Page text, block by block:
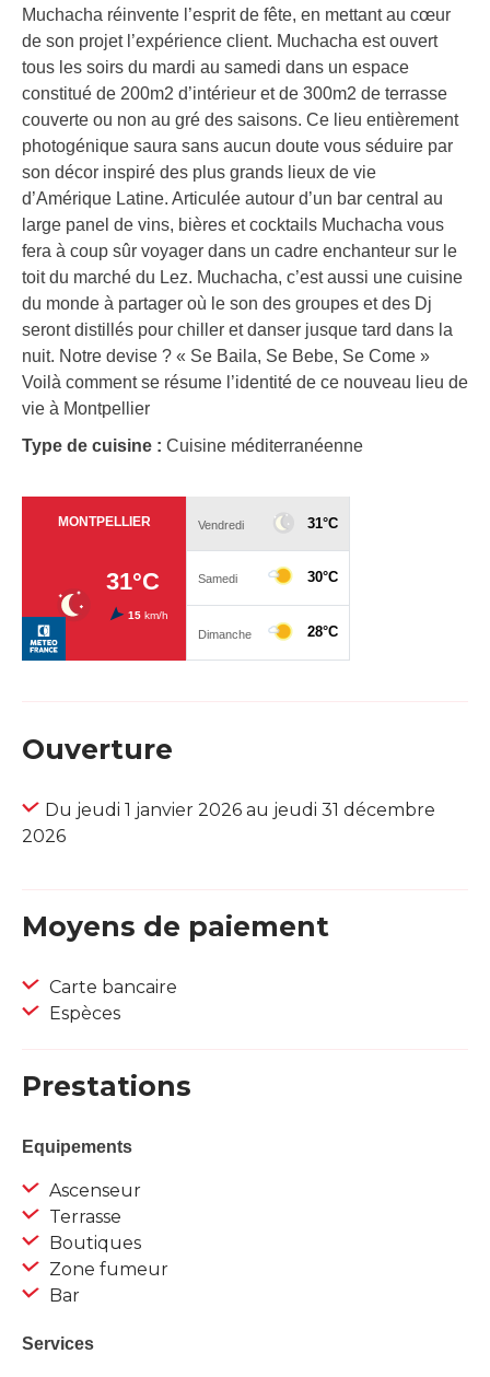
Muchacha réinvente l’esprit de fête, en mettant au cœur
de son projet l’expérience client. Muchacha est ouvert
tous les soirs du mardi au samedi dans un espace
constitué de 200m2 d’intérieur et de 300m2 de terrasse
couverte ou non au gré des saisons. Ce lieu entièrement
photogénique saura sans aucun doute vous séduire par
son décor inspiré des plus grands lieux de vie
d’Amérique Latine. Articulée autour d’un bar central au
large panel de vins, bières et cocktails Muchacha vous
fera à coup sûr voyager dans un cadre enchanteur sur le
toit du marché du Lez. Muchacha, c’est aussi une cuisine
du monde à partager où le son des groupes et des Dj
seront distillés pour chiller et danser jusque tard dans la
nuit. Notre devise ? « Se Baila, Se Bebe, Se Come »
Voilà comment se résume l’identité de ce nouveau lieu de
vie à Montpellier
Type de cuisine : Cuisine méditerranéenne
Ouverture
Du jeudi 1 janvier 2026 au jeudi 31 décembre
2026
Moyens de paiement
Carte bancaire
Espèces
Prestations
Equipements
Ascenseur
Terrasse
Boutiques
Zone fumeur
Bar
Services